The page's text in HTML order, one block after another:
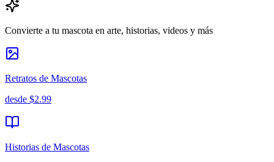
Convierte a tu mascota en arte, historias, videos y más
Retratos de Mascotas
desde $2.99
Historias de Mascotas